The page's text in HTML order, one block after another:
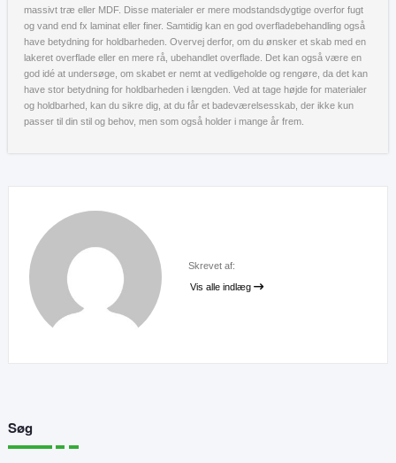
massivt træ eller MDF. Disse materialer er mere modstandsdygtige overfor fugt
og vand end fx laminat eller finer. Samtidig kan en god overfladebehandling også
have betydning for holdbarheden. Overvej derfor, om du ønsker et skab med en
lakeret overflade eller en mere rå, ubehandlet overflade. Det kan også være en
god idé at undersøge, om skabet er nemt at vedligeholde og rengøre, da det kan
have stor betydning for holdbarheden i længden. Ved at tage højde for materialer
og holdbarhed, kan du sikre dig, at du får et badeværelsesskab, der ikke kun
passer til din stil og behov, men som også holder i mange år frem.
Skrevet af:
Vis alle indlæg
Søg